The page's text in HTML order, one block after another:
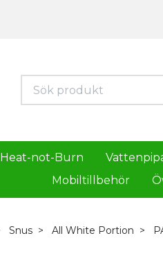
Heat-not-Burn
Mobiltillbehör
Snus All White Portion